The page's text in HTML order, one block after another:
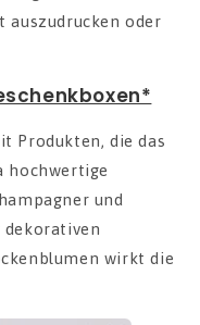
auszudrucken oder
Produkten, die das
hochwertige
und
wirkt die